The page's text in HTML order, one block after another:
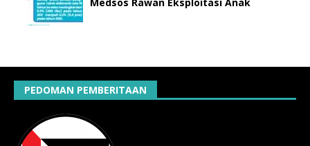
PEDOMAN PEMBERITAAN